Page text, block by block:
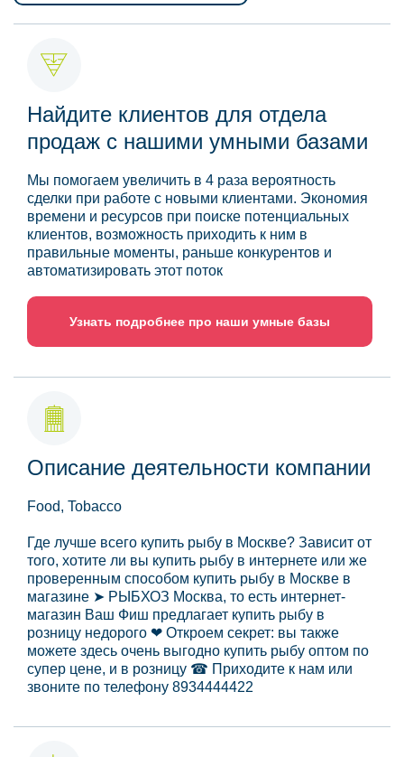
Найдите клиентов для отдела
продаж с нашими умными базами
Мы помогаем увеличить в 4 раза вероятность
сделки при работе с новыми клиентами. Экономия
времени и ресурсов при поиске потенциальных
клиентов, возможность приходить к ним в
правильные моменты, раньше конкурентов и
автоматизировать этот поток
Узнать подробнее про наши умные базы
Описание деятельности компании
Food, Tobacco
Где лучше всего купить рыбу в Москве? Зависит от
того, хотите ли вы купить рыбу в интернете или же
проверенным способом купить рыбу в Москве в
магазине ➤ РЫБХОЗ Москва, то есть интернет-
магазин Ваш Фиш предлагает купить рыбу в
розницу недорого ❤ Откроем секрет: вы также
можете здесь очень выгодно купить рыбу оптом по
супер цене, и в розницу ☎ Приходите к нам или
звоните по телефону 8934444422